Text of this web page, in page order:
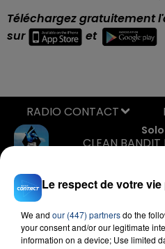
Téléchargez gratuitement
sur
et
Solo
CLEAN BANDIT
Le respect de votre
We and our (447) partnersdo the
your consent and/or our legitimate
information on a device; Use limited